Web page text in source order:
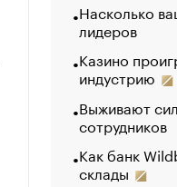
Насколько
лидеров
Казино
индустрию
Выживают
сотрудников
Как банк
склады